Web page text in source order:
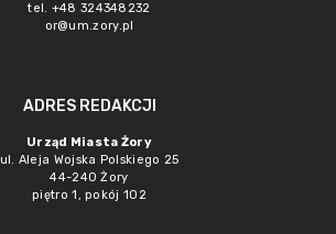
tel. +48 324348232
or@um.zory.pl
ADRES REDAKCJI
Urząd Miasta Żory
ul. Aleja Wojska Polskiego 25
44-240 Żory
piętro 1, pokój 102